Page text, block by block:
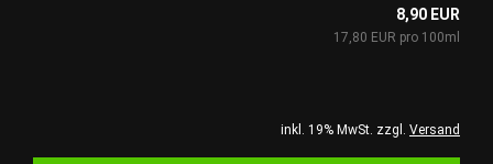
8,90 EUR
17,80 EUR pro 100ml
inkl. 19% MwSt. zzgl. Versand